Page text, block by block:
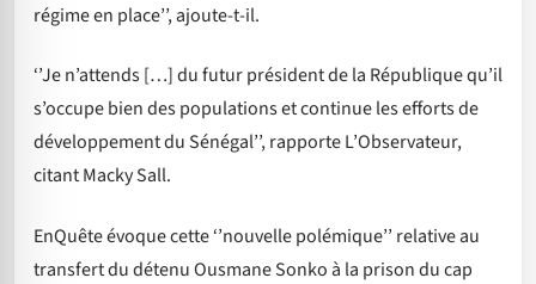
régime en place’’, ajoute-t-il.
‘’Je n’attends […] du futur président de la République qu’il
s’occupe bien des populations et continue les efforts de
développement du Sénégal’’, rapporte L’Observateur,
citant Macky Sall.
EnQuête évoque cette ‘’nouvelle polémique’’ relative au
transfert du détenu Ousmane Sonko à la prison du cap